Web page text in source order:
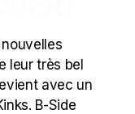
leur très bel
avec un
B-Side